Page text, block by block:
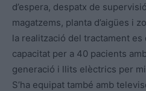
d’espera, despatx de
magatzems, planta d’aigües i
la realització del tractament es
capacitat per a 40 pacients
generació i llits elèctrics per
S’ha equipat també amb